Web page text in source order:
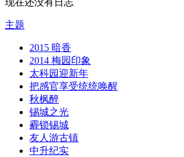
主题
2015 暗香
2014 梅园印象
太科园迎新年
把感官享受统统唤醒
秋枫醉
锡城之光
霾锁锡城
友人游古镇
中升纪实